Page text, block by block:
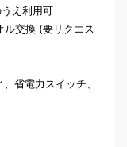
え利用可
ル交換 (要リクエス
省電力スイッチ、